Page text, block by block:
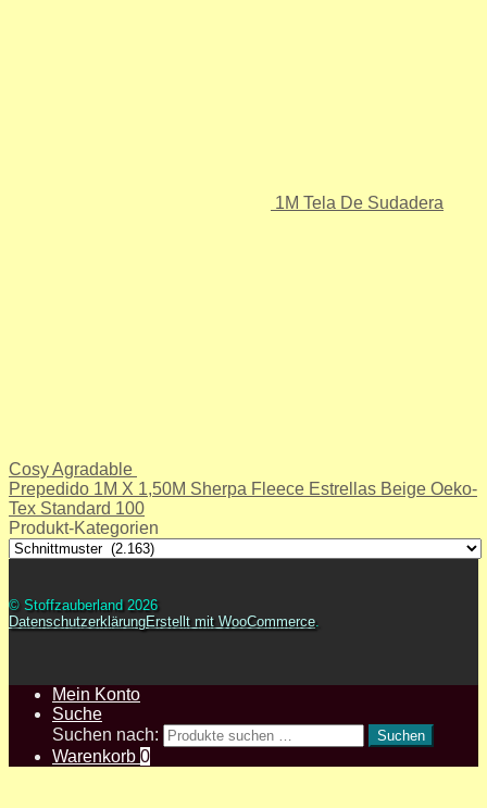
1M Tela De Sudadera
Cosy Agradable
Prepedido 1M X 1,50M Sherpa Fleece Estrellas Beige Oeko-
Tex Standard 100
Produkt-Kategorien
© Stoffzauberland 2026
DatenschutzerklärungErstellt mit WooCommerce.
Mein Konto
Suche
Suchen nach:
Suchen
Warenkorb 0